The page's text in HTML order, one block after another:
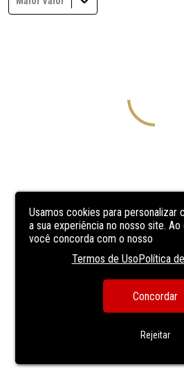
Usamos cookies para personalizar
a sua experiência no nosso site. Ao
você concorda com o nosso
Termos de UsoPolítica
Concordar
Rejeitar